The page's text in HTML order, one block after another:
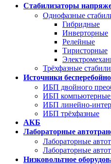
Стабилизаторы
Однофазные
Гибридные
Инверторные
Релейные
Тиристорные
Трёхфазные
Источники
ИБП двойного
ИБП
ИБП линейно-
ИБП трёхфазные
АКБ
Лабораторные
Лабораторные
Лабораторные
Низковольтное